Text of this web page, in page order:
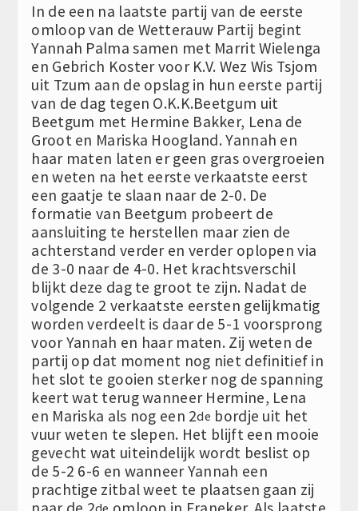
In de een na laatste partij van de eerste
omloop van de Wetterauw Partij begint
Yannah Palma samen met Marrit Wielenga
en Gebrich Koster voor K.V. Wez Wis Tsjom
uit Tzum aan de opslag in hun eerste partij
van de dag tegen O.K.K.Beetgum uit
Beetgum met Hermine Bakker, Lena de
Groot en Mariska Hoogland. Yannah en
haar maten laten er geen gras overgroeien
en weten na het eerste verkaatste eerst
een gaatje te slaan naar de 2-0. De
formatie van Beetgum probeert de
aansluiting te herstellen maar zien de
achterstand verder en verder oplopen via
de 3-0 naar de 4-0. Het krachtsverschil
blijkt deze dag te groot te zijn. Nadat de
volgende 2 verkaatste eersten gelijkmatig
worden verdeelt is daar de 5-1 voorsprong
voor Yannah en haar maten. Zij weten de
partij op dat moment nog niet definitief in
het slot te gooien sterker nog de spanning
keert wat terug wanneer Hermine, Lena
en Mariska als nog een 2de bordje uit het
vuur weten te slepen. Het blijft een mooie
gevecht wat uiteindelijk wordt beslist op
de 5-2 6-6 en wanneer Yannah een
prachtige zitbal weet te plaatsen gaan zij
de